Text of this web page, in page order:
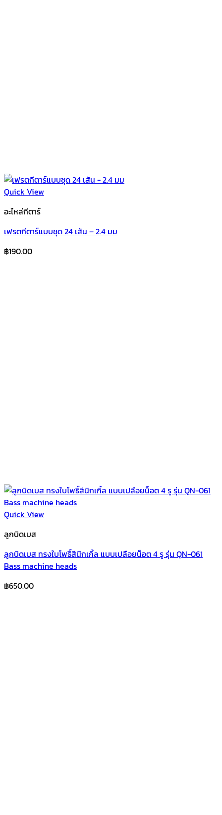
Quick View
อะไหล่กีตาร์
เฟรตกีตาร์แบบชุด 24 เส้น – 2.4 มม
฿190.00
Quick View
ลูกบิดเบส
ลูกบิดเบส ทรงใบโพธิ์สีนิกเกิ้ล แบบเปลือยน็อต 4 รู รุ่น QN-061
Bass machine heads
฿650.00